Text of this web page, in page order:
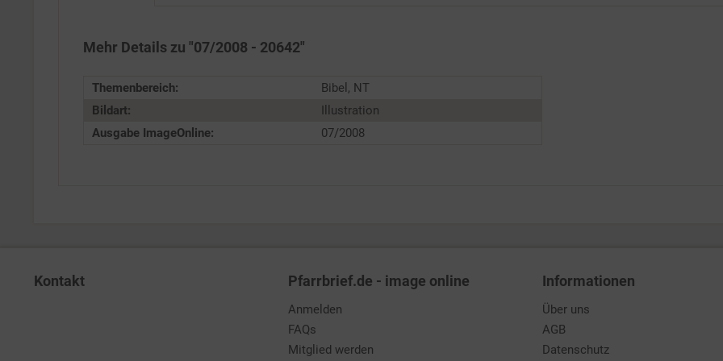
Mehr Details zu "07/2008 - 20642"
Themenbereich:
Bibel, NT
Bildart:
Illustration
Ausgabe ImageOnline:
07/2008
Kontakt Pfarrbrief.de - image online
Anmelden
FAQs
Mitglied werden
Informationen
Über uns
AGB
Datenschutz
Service